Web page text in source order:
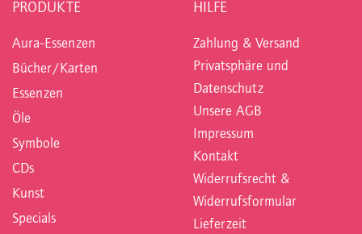
PRODUKTE
Aura-Essenzen
Bücher/Karten
Essenzen
Öle
Symbole
CDs
Kunst
Specials
HILFE
Zahlung & Versand
Privatsphäre und
Datenschutz
Unsere AGB
Impressum
Kontakt
Widerrufsrecht &
Widerrufsformular
Lieferzeit